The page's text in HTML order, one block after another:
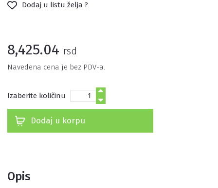
Dodaj u listu želja ?
8,425.04 rsd
Navedena cena je bez PDV-a.
Izaberite količinu
Dodaj u korpu
Opis